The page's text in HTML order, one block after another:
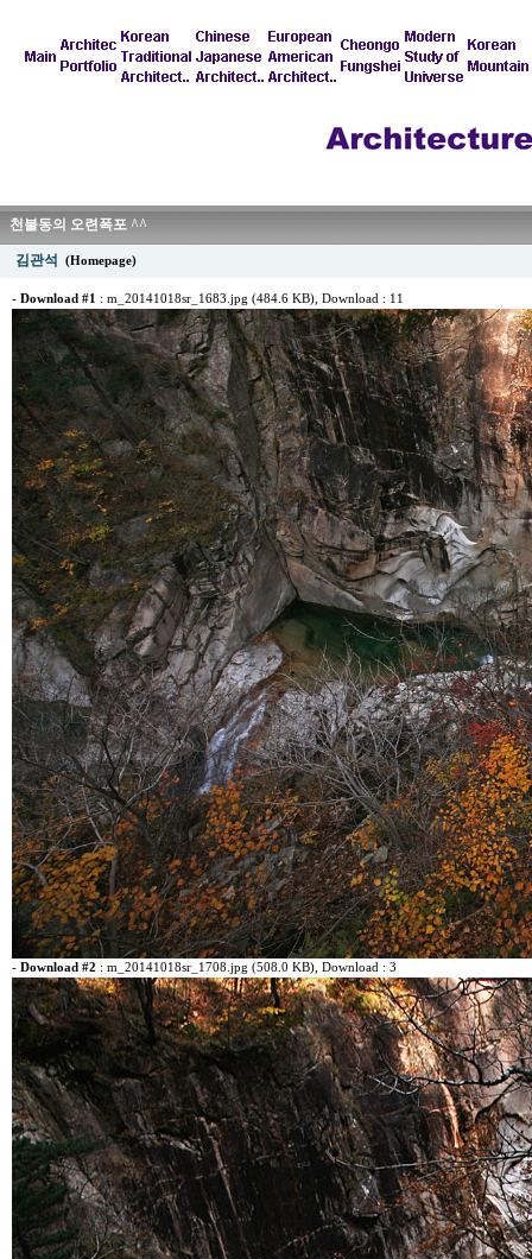
천불동의 오련폭포 ^^
김관석 (Homepage)
- Download #1 : m_20141018sr_1683.jpg (484.6 KB) , Download : 11
- Download #2 : m_20141018sr_1708.jpg (508.0 KB) , Download : 3